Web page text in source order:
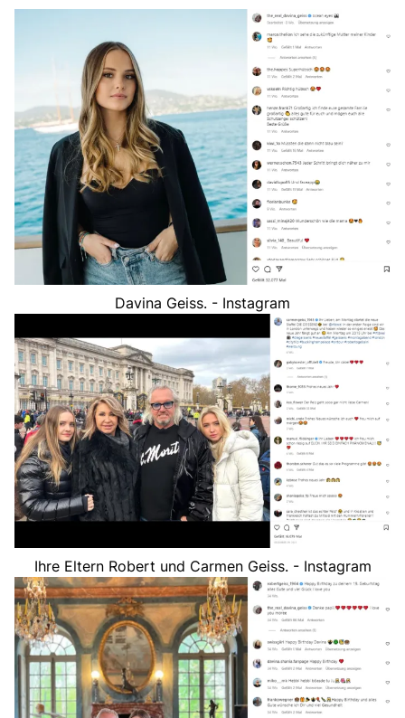
Davina Geiss. - Instagram
Ihre Eltern Robert und Carmen Geiss. - Instagram